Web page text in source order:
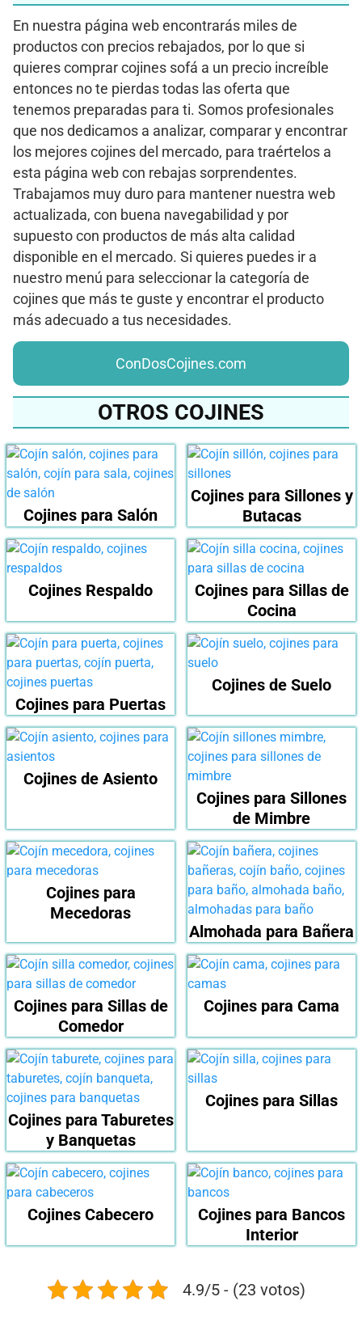
En nuestra página web encontrarás miles de
productos con precios rebajados, por lo que si
quieres comprar cojines sofá a un precio increíble
entonces no te pierdas todas las oferta que
tenemos preparadas para ti. Somos profesionales
que nos dedicamos a analizar, comparar y encontrar
los mejores cojines del mercado, para traértelos a
esta página web con rebajas sorprendentes.
Trabajamos muy duro para mantener nuestra web
actualizada, con buena navegabilidad y por
supuesto con productos de más alta calidad
disponible en el mercado. Si quieres puedes ir a
nuestro menú para seleccionar la categoría de
cojines que más te guste y encontrar el producto
más adecuado a tus necesidades.
ConDosCojines.com
OTROS COJINES
Cojines para Salón
Cojines para Sillones y
Butacas
Cojines Respaldo
Cojines para Sillas de
Cocina
Cojines para Puertas
Cojines de Suelo
Cojines de Asiento
Cojines para Sillones
de Mimbre
Cojines para
Mecedoras
Almohada para Bañera
Cojines para Sillas de
Comedor
Cojines para Cama
Cojines para Taburetes
y Banquetas
Cojines para Sillas
Cojines Cabecero
Cojines para Bancos
Interior
4.9/5 - (23 votos)